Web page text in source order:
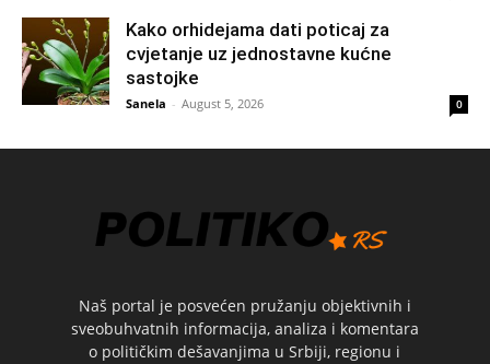
Kako orhidejama dati poticaj za
cvjetanje uz jednostavne kućne
sastojke
Sanela - August 5, 2026 0
Naš portal je posvećen pružanju objektivnih i
sveobuhvatnih informacija, analiza i komentara
o političkim dešavanjima u Srbiji, regionu i